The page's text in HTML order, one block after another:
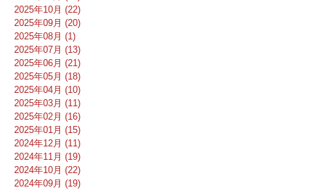
2025年10月 (22)
2025年09月 (20)
2025年08月 (1)
2025年07月 (13)
2025年06月 (21)
2025年05月 (18)
2025年04月 (10)
2025年03月 (11)
2025年02月 (16)
2025年01月 (15)
2024年12月 (11)
2024年11月 (19)
2024年10月 (22)
2024年09月 (19)